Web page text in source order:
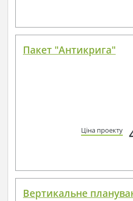
Пакет "Антикрига"
Ціна проекту
Вертикальне